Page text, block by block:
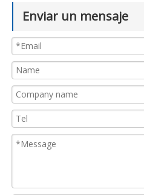
Enviar un mensaje